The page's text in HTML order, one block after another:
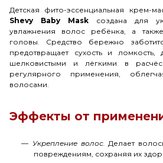
Детская фито-эссенциальная крем-
Shevy Baby Mask создана для
увлажнения волос ребёнка, а
головы. Средство бережно
предотвращает сухость и ломкость,
шелковистыми и лёгкими в
регулярного применения,
волосами.
Эффекты от
Укрепление волос. Делает
повреждениям, сохраняя их